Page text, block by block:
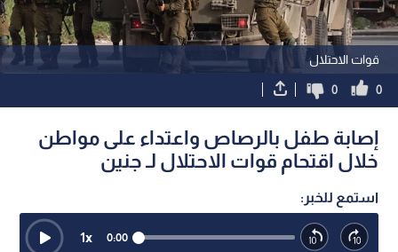
قوات الاحتلال
0
0
إصابة طفل بالرصاص واعتداء على مواطن
خلال اقتحام قوات الاحتلال لـ جنين
استمع للخبر:
0:00
1x